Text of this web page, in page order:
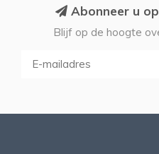
Abonneer u
Blijf op de hoogte